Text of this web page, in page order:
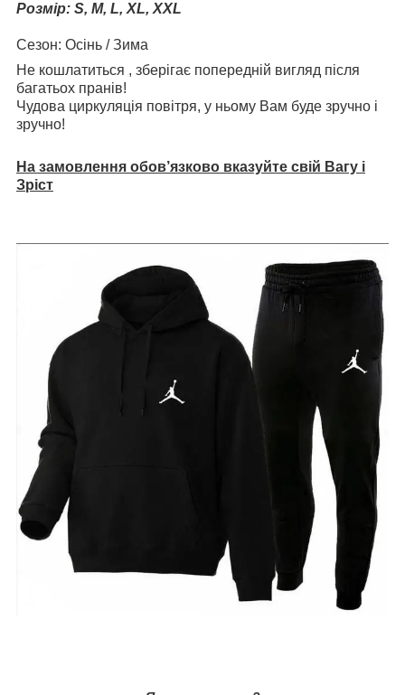
Розмір: S, M, L, XL, XXL
Сезон: Осінь / Зима
Не кошлатиться , зберігає попередній вигляд після
багатьох пранів!
Чудова циркуляція повітря, у ньому Вам буде зручно і
зручно!
На замовлення обов’язково вказуйте свій Вагу і
Зріст